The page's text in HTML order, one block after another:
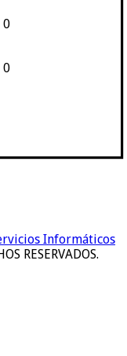
0
0
Informáticos
RESERVADOS.